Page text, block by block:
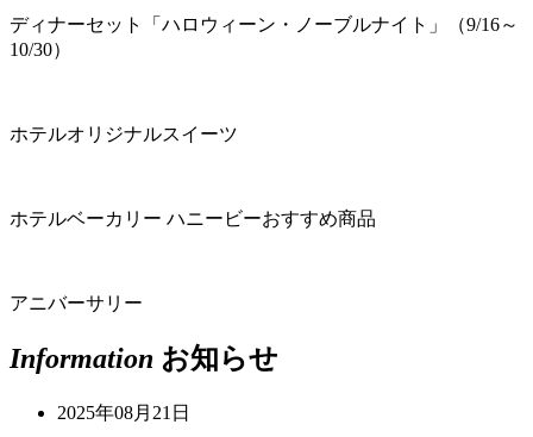
ディナーセット「ハロウィーン・ノーブルナイト」（9/16～
10/30）
ホテルオリジナルスイーツ
ホテルベーカリー ハニービーおすすめ商品
アニバーサリー
Information お知らせ
2025年08月21日